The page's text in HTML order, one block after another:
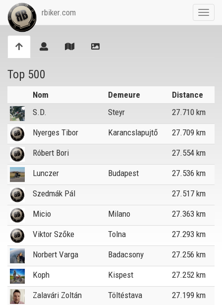
rbiker.com
Top 500
Nom Demeure
Distance
S.D.
Steyr 27.710 km
Nyerges Tibor Karancslapujtő 27.709 km
Róbert Bori 27.554 km
Lunczer Budapest 27.536 km
Szedmák Pál 27.517 km
Micio Milano 27.363 km
Viktor Szőke Tolna 27.293 km
Norbert Varga Badacsony 27.256 km
Koph Kispest 27.252 km
Zalavári Zoltán Töltéstava 27.199 km